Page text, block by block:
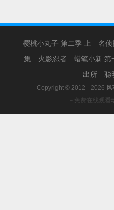
樱桃小丸子 第二季 上 名侦
集
火影忍者 蜡笔小新 第
出所
聪
Copyright © 2012 - 2026 风
－免费在线观看